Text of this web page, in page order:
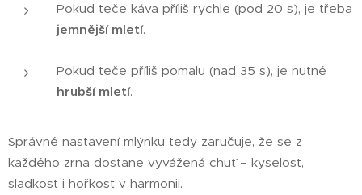
Pokud teče káva příliš rychle (pod 20 s), je třeba
jemnější mletí.
Pokud teče příliš pomalu (nad 35 s), je nutné
hrubší mletí.
Správné nastavení mlýnku tedy zaručuje, že se z
každého zrna dostane vyvážená chuť – kyselost,
sladkost i hořkost v harmonii.